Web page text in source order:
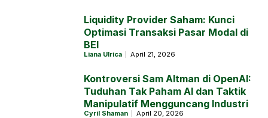
Liquidity Provider Saham: Kunci
Optimasi Transaksi Pasar Modal di
BEI
Liana Ulrica April 21, 2026
Kontroversi Sam Altman di OpenAI:
Tuduhan Tak Paham AI dan Taktik
Manipulatif Mengguncang Industri
Cyril Shaman April 20, 2026